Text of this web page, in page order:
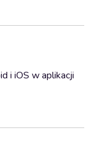
i iOS w aplikacji